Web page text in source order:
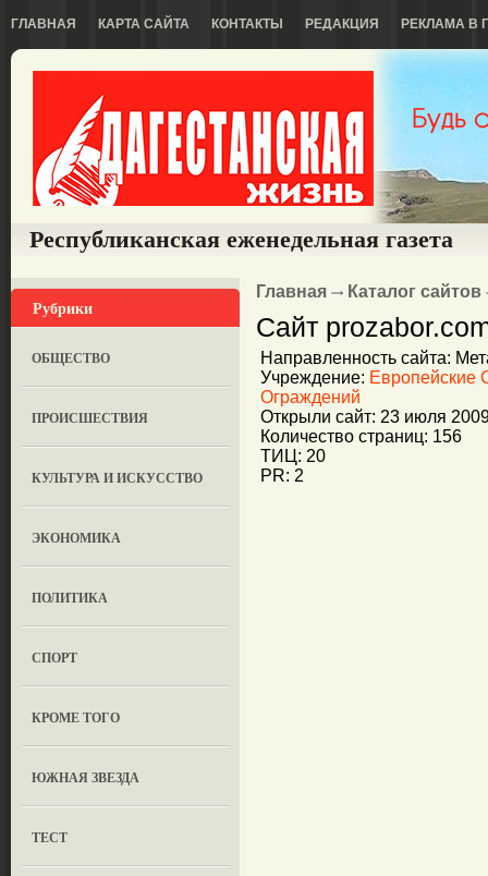
ГЛАВНАЯ КАРТА САЙТА КОНТАКТЫ РЕДАКЦИЯ РЕКЛАМА В
Республиканская еженедельная газета
Рубрики
ОБЩЕСТВО
ПРОИСШЕСТВИЯ
КУЛЬТУРА И ИСКУССТВО
ЭКОНОМИКА
ПОЛИТИКА
СПОРТ
КРОМЕ ТОГО
ЮЖНАЯ ЗВЕЗДА
ТЕСТ
Главная Каталог сайтов
Сайт
Направленность сайта:
Учреждение: Европейские
Ограждений
Открыли сайт: 23 июля
Количество страниц: 156
ТИЦ: 20
PR: 2